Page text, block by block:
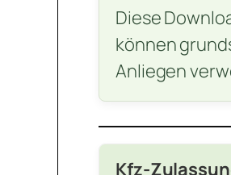
Diese
können
Anliegen
Kfz-